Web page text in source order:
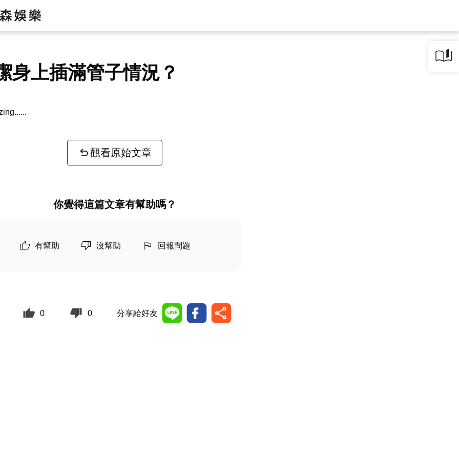
身上插滿管子情況？
觀看原始文章
你覺得這篇文章有幫助嗎？
有幫助 沒幫助 回報問題
0 0 分享給好友